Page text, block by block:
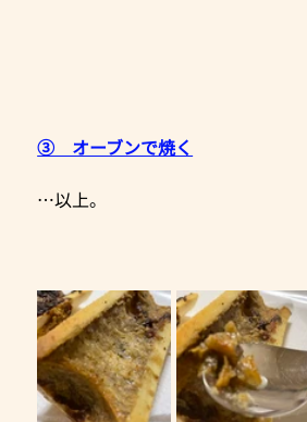
③　オーブンで焼く
…以上。